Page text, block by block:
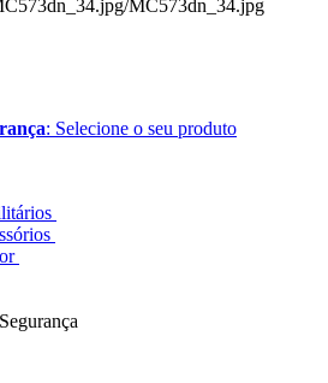
: Selecione o seu produto